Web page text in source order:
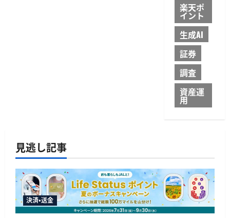
楽天ポ
イント
生成AI
証券
調査
資産運
用
見逃し記事
決済・送金